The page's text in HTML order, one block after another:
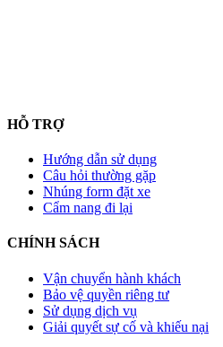
HỖ TRỢ
Hướng dẫn sử dụng
Câu hỏi thường gặp
Nhúng form đặt xe
Cẩm nang đi lại
CHÍNH SÁCH
Vận chuyển hành khách
Bảo vệ quyền riêng tư
Sử dụng dịch vụ
Giải quyết sự cố và khiếu nại